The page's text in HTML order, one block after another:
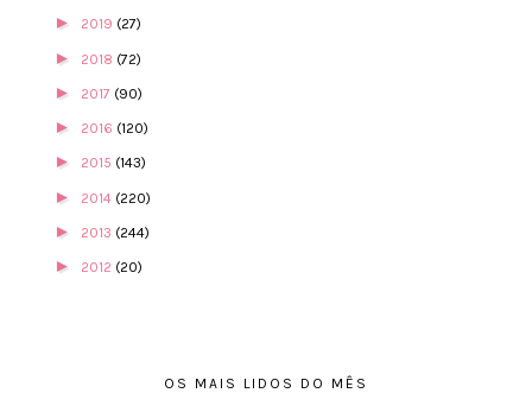
► 2019 (27)
► 2018 (72)
► 2017 (90)
► 2016 (120)
► 2015 (143)
► 2014 (220)
► 2013 (244)
► 2012 (20)
OS MAIS LIDOS DO MÊS